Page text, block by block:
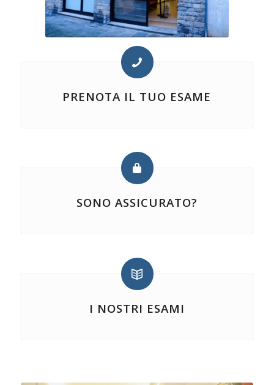
PRENOTA IL TUO ESAME
SONO ASSICURATO?
I NOSTRI ESAMI